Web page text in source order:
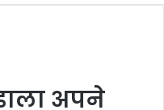
अपने